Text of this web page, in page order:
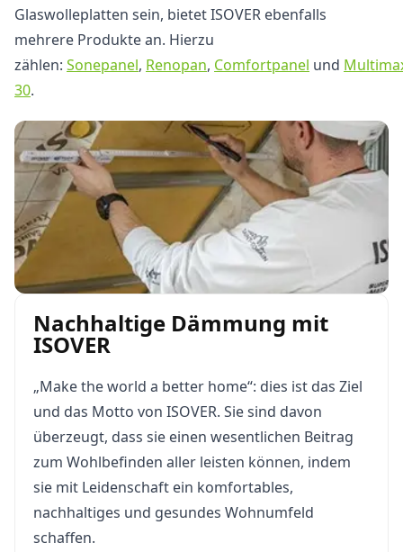
Glaswolleplatten sein, bietet ISOVER ebenfalls
mehrere Produkte an. Hierzu
zählen: Sonepanel, Renopan, Comfortpanel und
30.
Nachhaltige Dämmung mit
ISOVER
„Make the world a better home“: dies ist das Ziel
und das Motto von ISOVER. Sie sind davon
überzeugt, dass sie einen wesentlichen Beitrag
zum Wohlbefinden aller leisten können, indem
sie mit Leidenschaft ein komfortables,
nachhaltiges und gesundes Wohnumfeld
schaffen.